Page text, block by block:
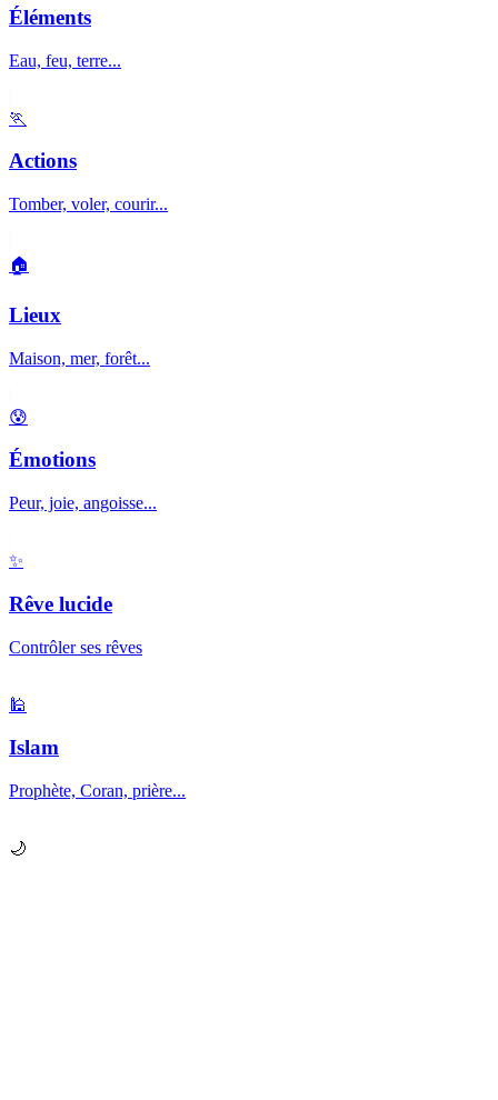
Éléments
Eau, feu, terre...
🏃
Actions
Tomber, voler, courir...
🏠
Lieux
Maison, mer, forêt...
😰
Émotions
Peur, joie, angoisse...
✨
Rêve lucide
Contrôler ses rêves
🕌
Islam
Prophète, Coran, prière...
🌙